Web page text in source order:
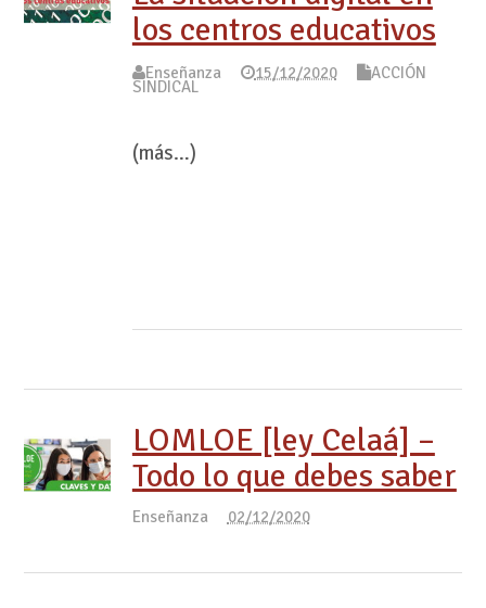
los centros educativos
Enseñanza 15/12/2020 ACCIÓN
SINDICAL
(más…)
LOMLOE [ley Celaá] –
Todo lo que debes saber
Enseñanza 02/12/2020